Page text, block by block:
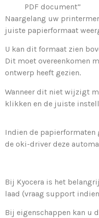
PDF document”
Naargelang uw
juiste papierformaat
U kan dit formaat zien
Dit moet overeenkomen
ontwerp heeft gezien.
Wanneer dit niet wijzigt
klikken en de juiste
Indien de
de oki-driver deze
Bij Kyocera is het
laad (vraag support
Bij eigenschappen kan u